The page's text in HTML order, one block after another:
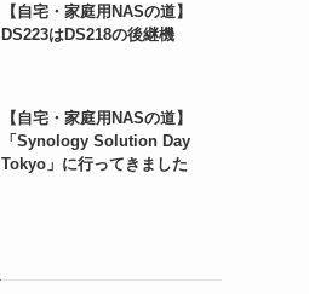
【自宅・家庭用NASの道】
DS223はDS218の後継機
【自宅・家庭用NASの道】
「Synology Solution Day
Tokyo」に行ってきました